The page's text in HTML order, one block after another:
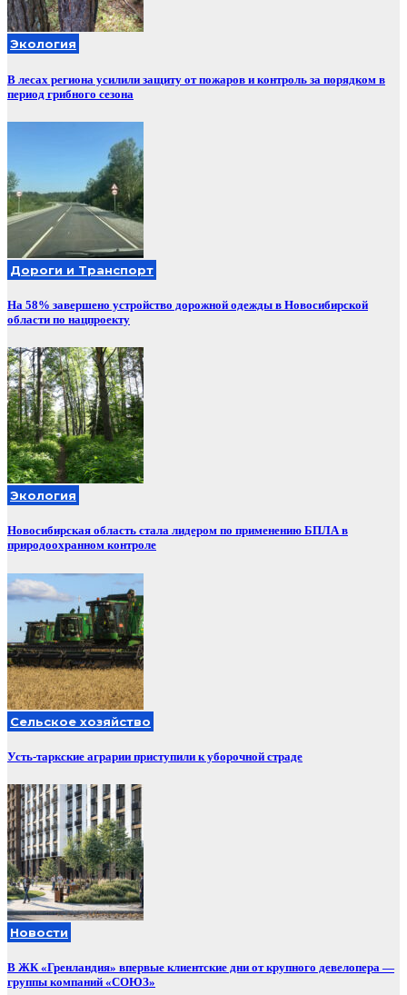
Экология
В лесах региона усилили защиту от пожаров и контроль за порядком в
период грибного сезона
Дороги и Транспорт
На 58% завершено устройство дорожной одежды в Новосибирской
области по нацпроекту
Экология
Новосибирская область стала лидером по применению БПЛА в
природоохранном контроле
Сельское хозяйство
Усть-таркские аграрии приступили к уборочной страде
Новости
В ЖК «Гренландия» впервые клиентские дни от крупного девелопера —
группы компаний «СОЮЗ»